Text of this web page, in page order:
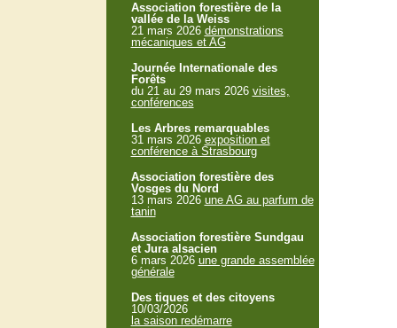
Association forestière de la
vallée de la Weiss
21 mars 2026 démonstrations
mécaniques et AG
Journée Internationale des
Forêts
du 21 au 29 mars 2026 visites,
conférences
Les Arbres remarquables
31 mars 2026 exposition et
conférence à Strasbourg
Association forestière des
Vosges du Nord
13 mars 2026 une AG au parfum de
tanin
Association forestière Sundgau
et Jura alsacien
6 mars 2026 une grande assemblée
générale
Des tiques et des citoyens
10/03/2026
la saison redémarre